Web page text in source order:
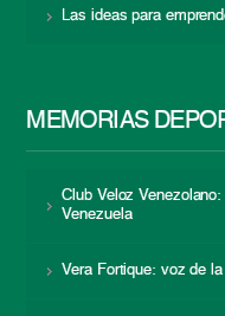
Las ideas para
MEMORIAS
Club Veloz
Venezuela
Vera Fortique: voz de